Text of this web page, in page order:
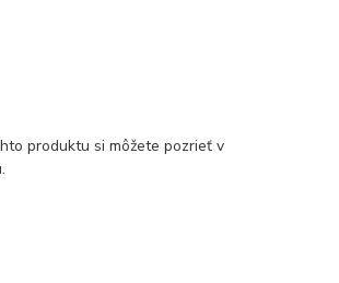
produktu si môžete pozrieť v